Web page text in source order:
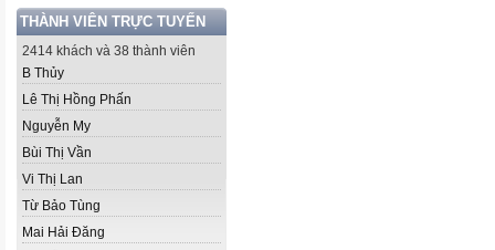
THÀNH VIÊN TRỰC TUYẾN
2414 khách và 38 thành viên
B Thủy
Lê Thị Hồng Phấn
Nguyễn My
Bùi Thị Vần
Vi Thị Lan
Từ Bảo Tùng
Mai Hải Đăng